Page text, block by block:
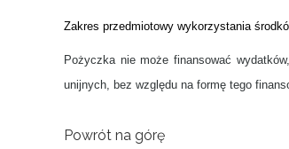
Zakres przedmiotowy wykorzystania
Pożyczka nie może finansować
unijnych, bez względu na formę tego
Powrót na górę